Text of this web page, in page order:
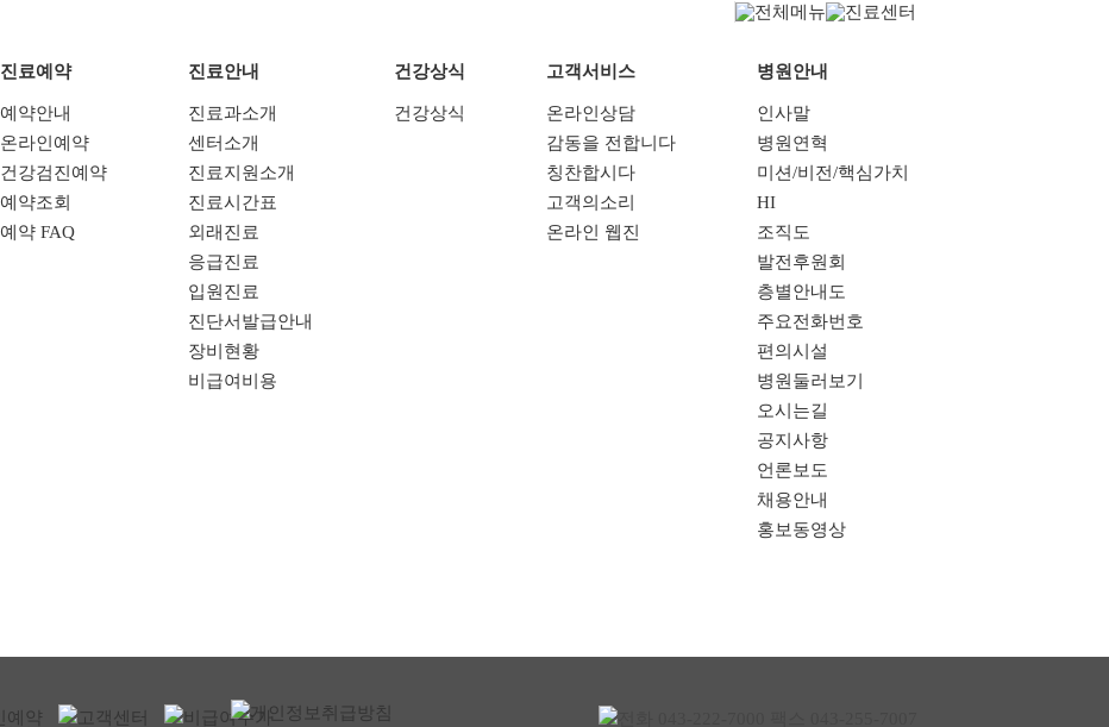
진료예약
예약안내
온라인예약
건강검진예약
예약조회
예약 FAQ
진료안내
진료과소개
센터소개
진료지원소개
진료시간표
외래진료
응급진료
입원진료
진단서발급안내
장비현황
비급여비용
건강상식
건강상식
고객서비스
온라인상담
감동을 전합니다
칭찬합시다
고객의소리
온라인 웹진
병원안내
인사말
병원연혁
미션/비전/핵심가치
HI
조직도
발전후원회
층별안내도
주요전화번호
편의시설
병원둘러보기
오시는길
공지사항
언론보도
채용안내
홍보동영상